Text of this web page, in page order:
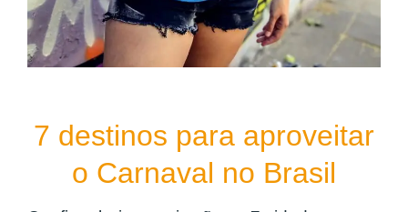
7 destinos para aproveitar
o Carnaval no Brasil